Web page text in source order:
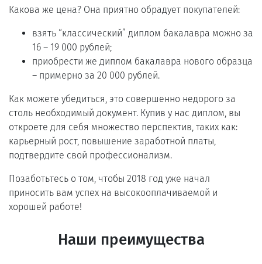
Какова же цена? Она приятно обрадует покупателей:
взять “классический” диплом бакалавра можно за
16 – 19 000 рублей;
приобрести же диплом бакалавра нового образца
– примерно за 20 000 рублей.
Как можете убедиться, это совершенно недорого за
столь необходимый документ. Купив у нас диплом, вы
откроете для себя множество перспектив, таких как:
карьерный рост, повышение заработной платы,
подтвердите свой профессионализм.
Позаботьтесь о том, чтобы 2018 год уже начал
приносить вам успех на высокооплачиваемой и
хорошей работе!
Наши преимущества